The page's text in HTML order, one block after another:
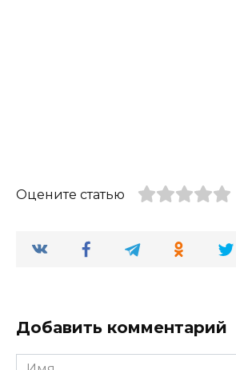
Оцените статью
Добавить комментарий
Имя